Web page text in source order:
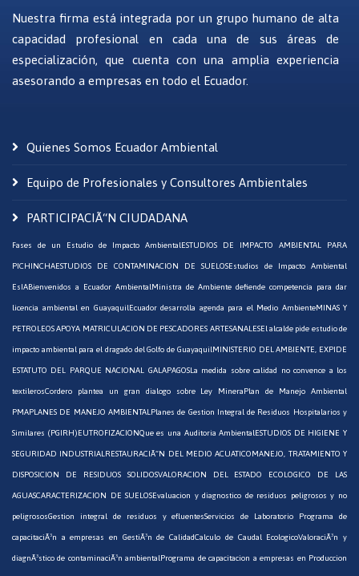
Nuestra firma está integrada por un grupo humano de alta
capacidad profesional en cada una de sus áreas de
especialización, que cuenta con una amplia experiencia
asesorando a empresas en todo el Ecuador.
Quienes Somos Ecuador Ambiental
Equipo de Profesionales y Consultores Ambientales
PARTICIPACIÃ“N CIUDADANA
Fases de un Estudio de Impacto AmbientalESTUDIOS DE IMPACTO AMBIENTAL PARA
PICHINCHAESTUDIOS DE CONTAMINACION DE SUELOSEstudios de Impacto Ambiental
EsIABienvenidos a Ecuador AmbientalMinistra de Ambiente defiende competencia para dar
licencia ambiental en GuayaquilEcuador desarrolla agenda para el Medio AmbienteMINAS Y
PETROLEOS APOYA MATRICULACION DE PESCADORES ARTESANALESEl alcalde pide estudio de
impacto ambiental para el dragado del Golfo de GuayaquilMINISTERIO DEL AMBIENTE, EXPIDE
ESTATUTO DEL PARQUE NACIONAL GALAPAGOSLa medida sobre calidad no convence a los
textilerosCordero plantea un gran dialogo sobre Ley MineraPlan de Manejo Ambiental
PMAPLANES DE MANEJO AMBIENTALPlanes de Gestion Integral de Residuos Hospitalarios y
Similares (PGIRH)EUTROFIZACIONQue es una Auditoria AmbientalESTUDIOS DE HIGIENE Y
SEGURIDAD INDUSTRIALRESTAURACIÃ“N DEL MEDIO ACUATICOMANEJO, TRATAMIENTO Y
DISPOSICION DE RESIDUOS SOLIDOSVALORACION DEL ESTADO ECOLOGICO DE LAS
AGUASCARACTERIZACION DE SUELOSEvaluacion y diagnostico de residuos peligrosos y no
peligrososGestion integral de residuos y efluentesServicios de Laboratorio Programa de
capacitaciÃ³n a empresas en GestiÃ³n de CalidadCalculo de Caudal EcologicoValoraciÃ³n y
diagnÃ³stico de contaminaciÃ³n ambientalPrograma de capacitacion a empresas en Produccion